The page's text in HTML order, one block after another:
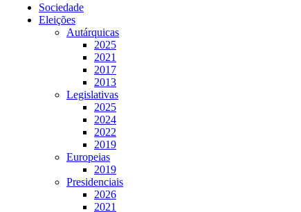
Sociedade
Eleições
Autárquicas
2025
2021
2017
2013
Legislativas
2025
2024
2022
2019
Europeias
2019
Presidenciais
2026
2021